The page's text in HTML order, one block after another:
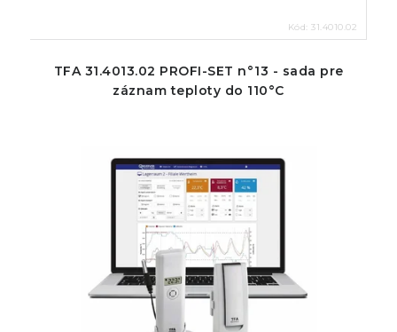
Kód: 31.4010.02
TFA 31.4013.02 PROFI-SET n°13 - sada pre
záznam teploty do 110°C